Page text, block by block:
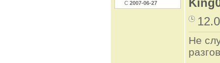
С 2007-06-27
Не